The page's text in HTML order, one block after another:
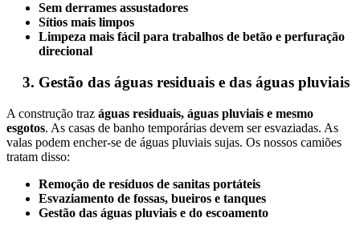
Sem derrames assustadores
Sítios mais limpos
Limpeza mais fácil para trabalhos de betão e perfuração
direcional
Gestão das águas residuais e das águas pluviais
A construção traz águas residuais, águas pluviais e mesmo
esgotos. As casas de banho temporárias devem ser esvaziadas. As
valas podem encher-se de águas pluviais sujas. Os nossos camiões
tratam disso:
Remoção de resíduos de sanitas portáteis
Esvaziamento de fossas, bueiros e tanques
Gestão das águas pluviais e do escoamento